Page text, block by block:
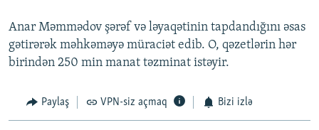
Anar Məmmədov şərəf və ləyaqətinin tapdandığını əsas
gətirərək məhkəməyə müraciət edib. O, qəzetlərin hər
birindən 250 min manat təzminat istəyir.
Paylaş VPN-siz açmaq Bizi izlə